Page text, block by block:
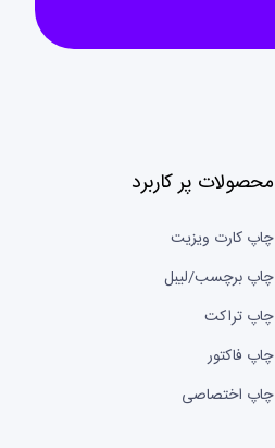
محصولات پر کاربرد
چاپ کارت ویزیت
چاپ برچسب/لیبل
چاپ تراکت
چاپ فاکتور
چاپ اختصاصی